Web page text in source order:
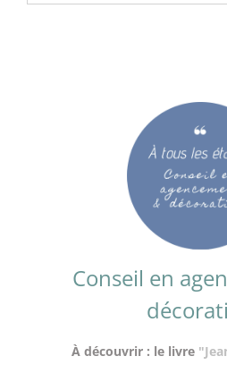
Conseil en
À découvrir : le livre